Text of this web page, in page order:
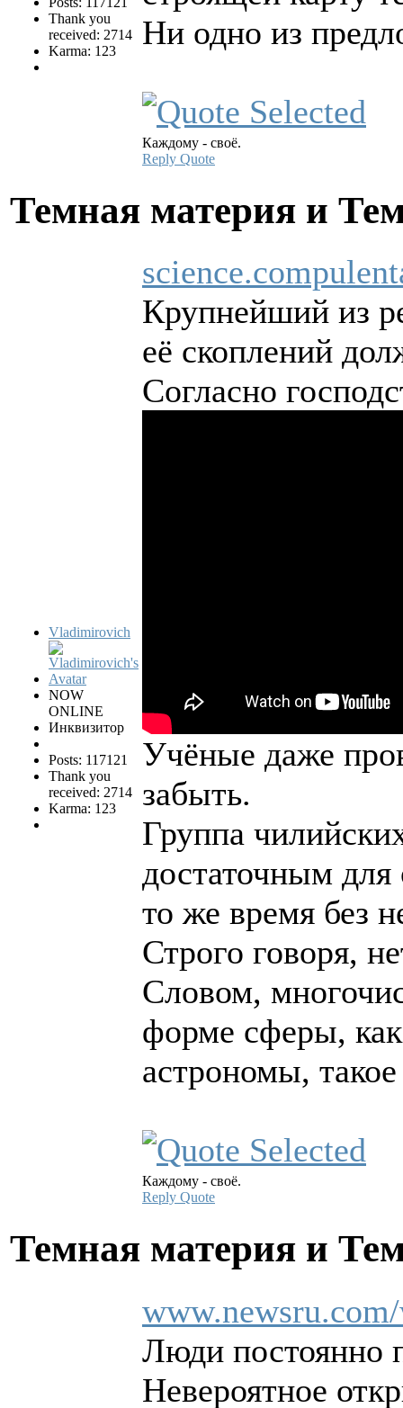
Thank you
received: 2714
Karma: 123
Ни одно из
Каждому - своё.
Reply Quote
Темная материя и
Vladimirovich
NOW
ONLINE
Инквизитор
Posts: 117121
Thank you
received: 2714
Karma: 123
Крупнейший из
её скоплений
Согласно
Учёные даже
забыть.
Группа
достаточным для
то же время без
Строго говоря,
Словом,
форме сферы, как
астрономы,
Каждому - своё.
Reply Quote
Темная материя и
Люди постоянно
Невероятное